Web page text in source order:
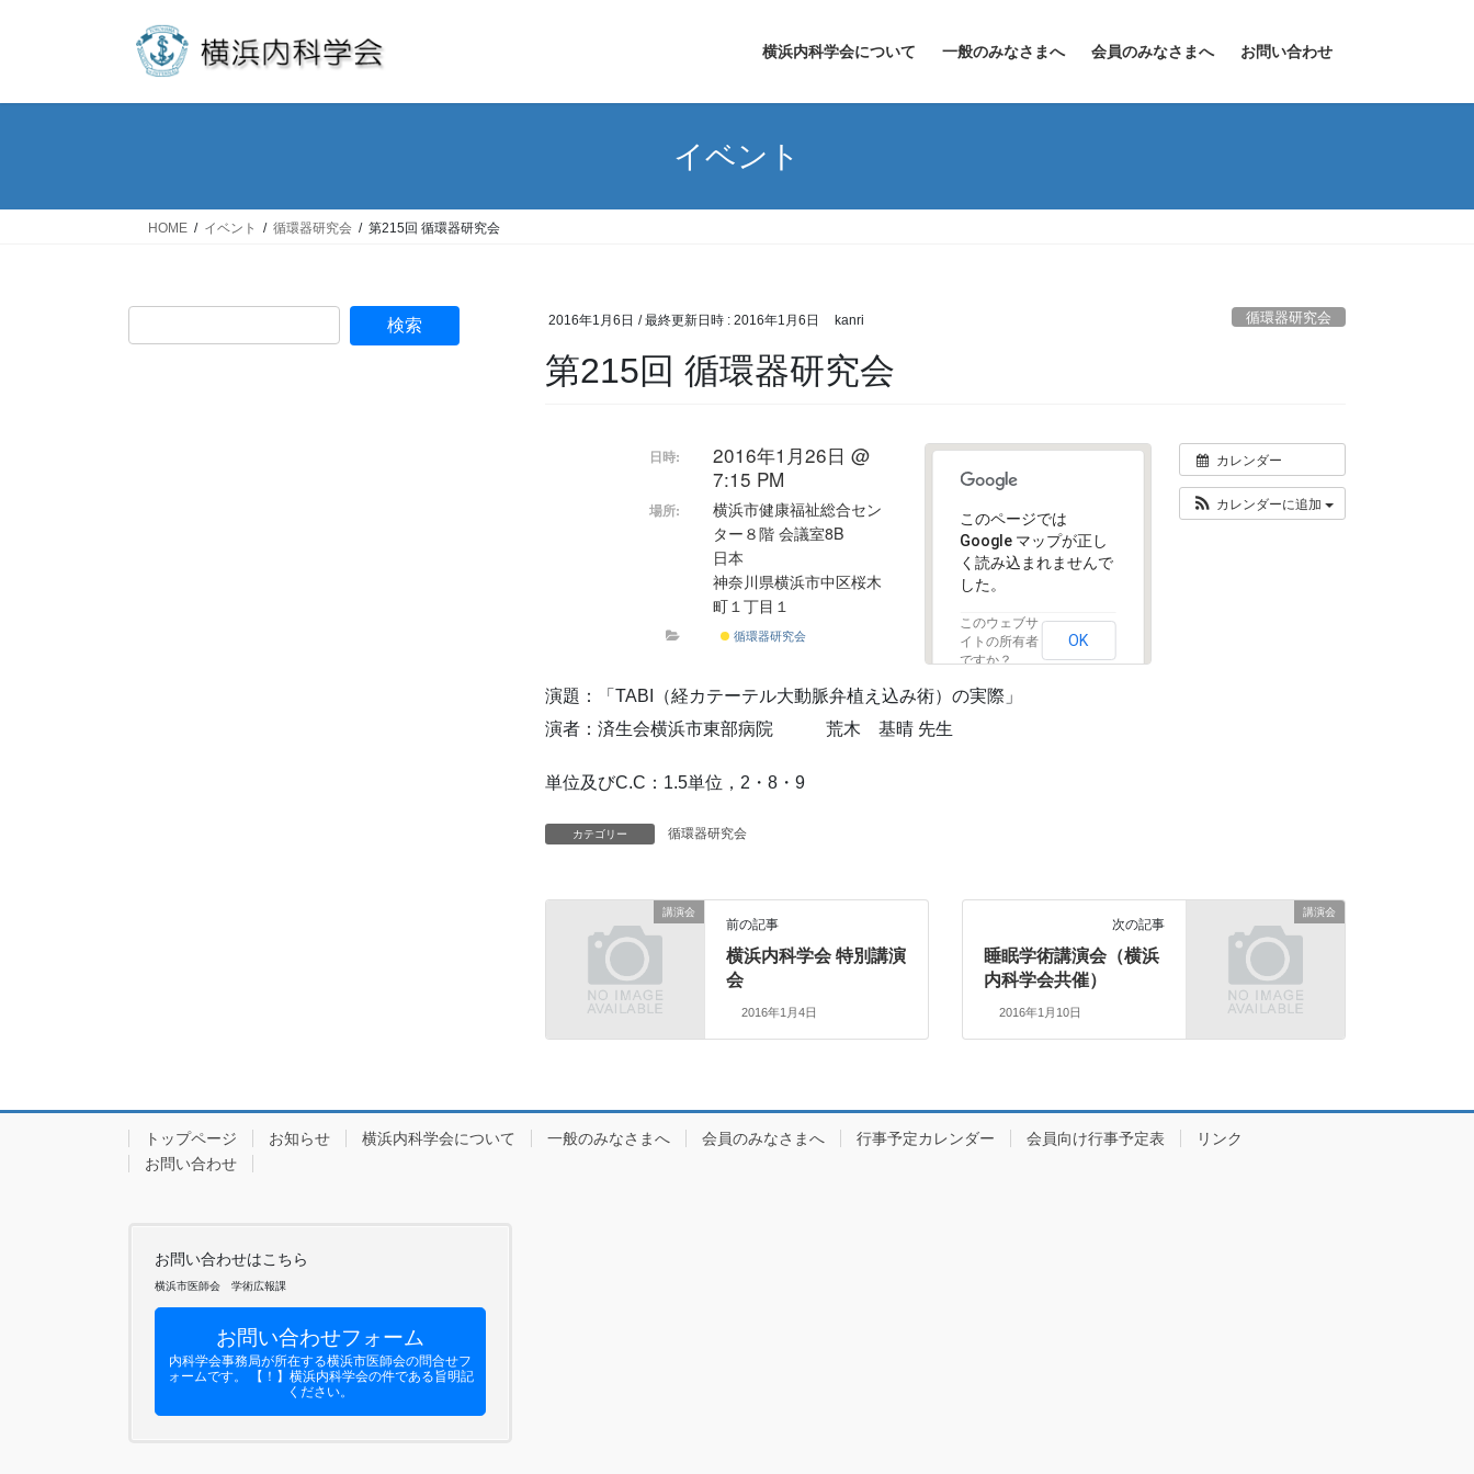
横浜内科学会について 一般のみなさまへ 会員のみなさまへ お問い合わせ
イベント
HOME イベント 循環器研究会 第215回 循環器研究会
2016年1月6日 / 最終更新日時 : 2016年1月6日 kanri 循環器研究会
第215回 循環器研究会
カレンダー
カレンダーに追加
このページでは
Google マップが正し
く読み込まれませんで
した。
このウェブサ
イトの所有者
ですか？
OK
日時:
2016年1月26日 @
7:15 PM
場所:
横浜市健康福祉総合セン
ター８階 会議室8B
日本
神奈川県横浜市中区桜木
町１丁目１
循環器研究会
演題：「TABI（経カテーテル大動脈弁植え込み術）の実際」
演者：済生会横浜市東部病院 荒木 基晴 先生
単位及びC.C：1.5単位，2・8・9
カテゴリー 循環器研究会
講演会
前の記事
横浜内科学会 特別講演
会
2016年1月4日
講演会
次の記事
睡眠学術講演会（横浜
内科学会共催）
2016年1月10日
トップページ お知らせ 横浜内科学会について 一般のみなさまへ 会員のみなさまへ 行事予定カレンダー 会員向け行事予定表
リンク
お問い合わせ
お問い合わせはこちら
横浜市医師会 学術広報課
お問い合わせフォーム
内科学会事務局が所在する横浜市医師会の問合せフ
ォームです。 【！】横浜内科学会の件である旨明記
ください。